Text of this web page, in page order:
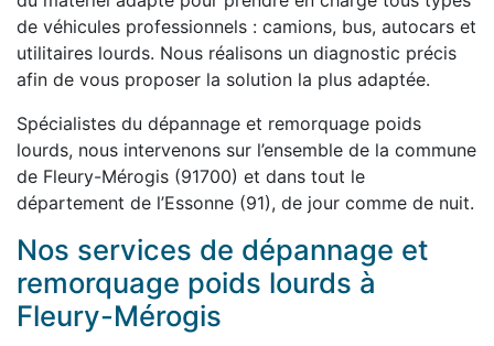
de véhicules professionnels : camions, bus, autocars et
utilitaires lourds. Nous réalisons un diagnostic précis
afin de vous proposer la solution la plus adaptée.
Spécialistes du dépannage et remorquage poids
lourds, nous intervenons sur l’ensemble de la commune
de Fleury-Mérogis (91700) et dans tout le
département de l’Essonne (91), de jour comme de nuit.
Nos services de dépannage et
remorquage poids lourds à
Fleury-Mérogis